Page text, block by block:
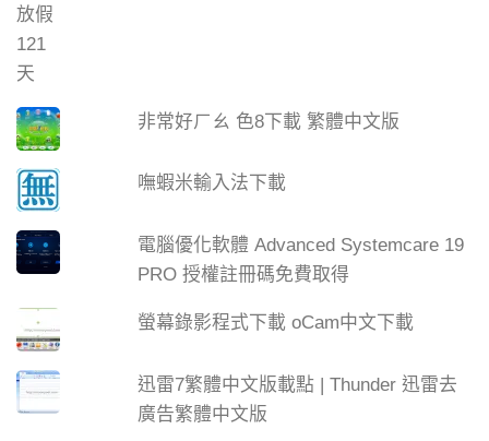
非常好ㄏㄠ 色8下載 繁體中文版
嘸蝦米輸入法下載
電腦優化軟體 Advanced Systemcare 19
PRO 授權註冊碼免費取得
螢幕錄影程式下載 oCam中文下載
迅雷7繁體中文版載點 | Thunder 迅雷去
廣告繁體中文版